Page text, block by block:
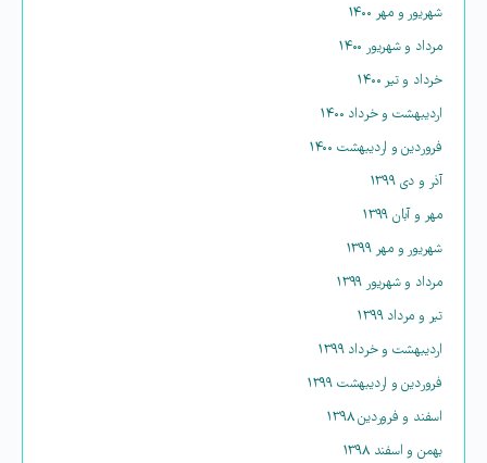
شهریور و مهر ۱۴۰۰
مرداد و شهریور ۱۴۰۰
خرداد و تیر ۱۴۰۰
اردیبهشت و خرداد ۱۴۰۰
فروردین و اردیبهشت ۱۴۰۰
آذر و دی ۱۳۹۹
مهر و آبان ۱۳۹۹
شهریور و مهر ۱۳۹۹
مرداد و شهریور ۱۳۹۹
تیر و مرداد ۱۳۹۹
اردیبهشت و خرداد ۱۳۹۹
فروردین و اردیبهشت ۱۳۹۹
اسفند و فروردین ۱۳۹۸
بهمن و اسفند ۱۳۹۸